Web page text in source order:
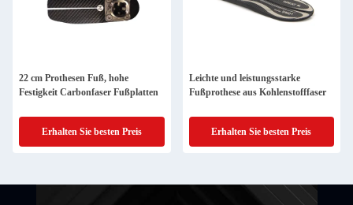
22 cm Prothesen Fuß, hohe
Festigkeit Carbonfaser Fußplatten
Erhalten Sie besten Preis
Leichte und leistungsstarke
Fußprothese aus Kohlenstofffaser
Erhalten Sie besten Preis